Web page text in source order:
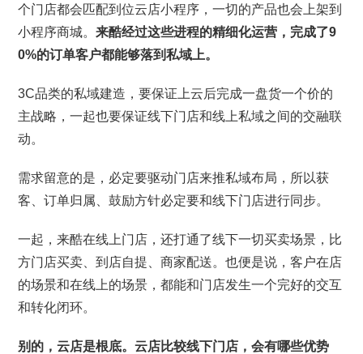
个门店都会匹配到位云店小程序，一切的产品也会上架到
小程序商城。来酷经过这些进程的精细化运营，完成了9
0%的订单客户都能够落到私域上。
3C品类的私域建造，要保证上云后完成一盘货一个价的
主战略，一起也要保证线下门店和线上私域之间的交融联
动。
需求留意的是，必定要驱动门店来推私域布局，所以获
客、订单归属、鼓励方针必定要和线下门店进行同步。
一起，来酷在线上门店，还打通了线下一切买卖场景，比
方门店买卖、到店自提、商家配送。也便是说，客户在店
的场景和在线上的场景，都能和门店发生一个完好的交互
和转化闭环。
别的，云店是根底。云店比较线下门店，会有哪些优势